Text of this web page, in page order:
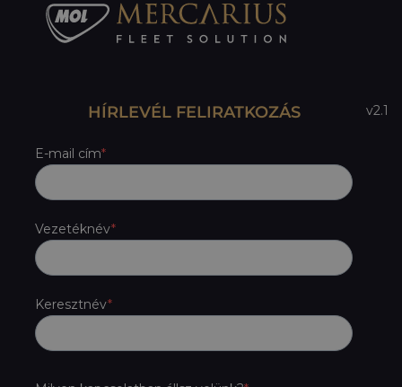
v2.1
HÍRLEVÉL FELIRATKOZÁS
E-mail cím
Vezetéknév
Keresztnév